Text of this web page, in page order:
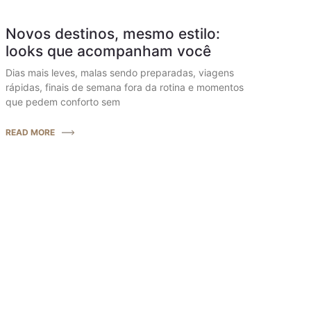
Novos destinos, mesmo estilo:
looks que acompanham você
Dias mais leves, malas sendo preparadas, viagens
rápidas, finais de semana fora da rotina e momentos
que pedem conforto sem
READ MORE